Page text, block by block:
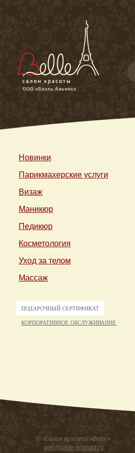
Новинки
Парикмахерские услуги
Визаж
Маникюр
Педикюр
Косметология
Уход за телом
Массаж
ПОДАРОЧНЫЙ СЕРТИФИКАТ
КОРПОРАТИВНОЕ ОБСЛУЖИВАНИЕ
© Салон красоты «Belle»
info@belle-krasota.ru